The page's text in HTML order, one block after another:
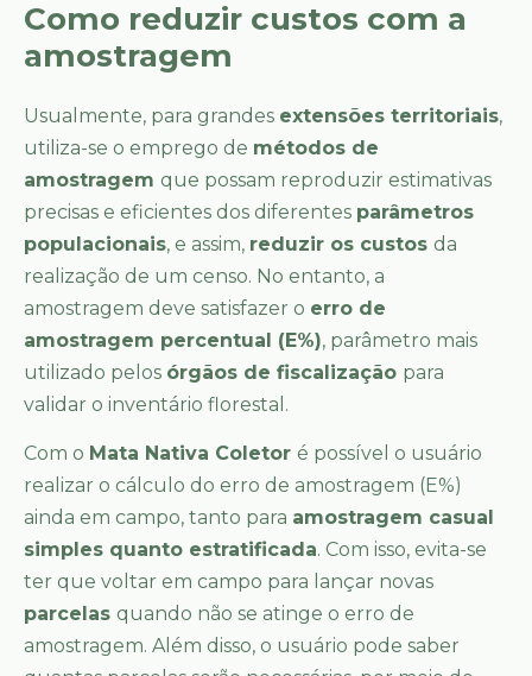
Como reduzir custos com a
amostragem
Usualmente, para grandes extensões territoriais,
utiliza-se o emprego de métodos de
amostragem que possam reproduzir estimativas
precisas e eficientes dos diferentes parâmetros
populacionais, e assim, reduzir os custos da
realização de um censo. No entanto, a
amostragem deve satisfazer o erro de
amostragem percentual (E%), parâmetro mais
utilizado pelos órgãos de fiscalização para
validar o inventário florestal.
Com o Mata Nativa Coletor é possível o usuário
realizar o cálculo do erro de amostragem (E%)
ainda em campo, tanto para amostragem casual
simples quanto estratificada. Com isso, evita-se
ter que voltar em campo para lançar novas
parcelas quando não se atinge o erro de
amostragem. Além disso, o usuário pode saber